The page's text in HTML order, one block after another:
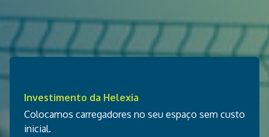
Investimento da Helexia
Colocamos carregadores no seu espaço sem custo
inicial.